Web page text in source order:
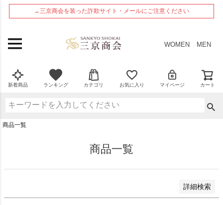
→三京商会を装った詐欺サイト・メールにご注意ください
WOMEN MEN
新着商品 ランキング カテゴリ お気に入り マイページ カート
商品一覧
商品一覧
詳細検索
在庫なし商品
在庫なし商品を表示しない
新着順
価格が安い順
ペー